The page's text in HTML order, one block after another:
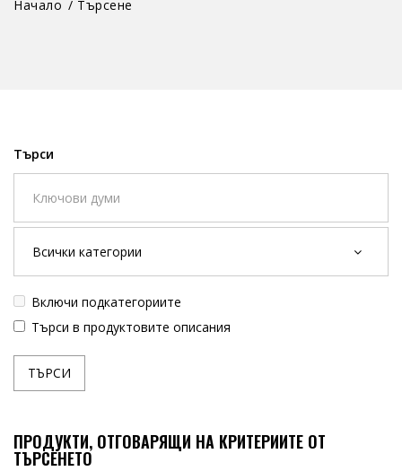
Начало Търсене
Търси
Включи подкатегориите
Търси в продуктовите описания
ПРОДУКТИ, ОТГОВАРЯЩИ НА КРИТЕРИИТЕ ОТ
ТЪРСЕНЕТО